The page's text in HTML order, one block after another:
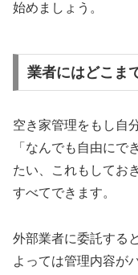
始めましょう。
業者にはどこま
空き家管理をもし自
「なんでも自由にで
たい、これもしてお
すべてできます。
外部業者に委託する
よっては管理内容が